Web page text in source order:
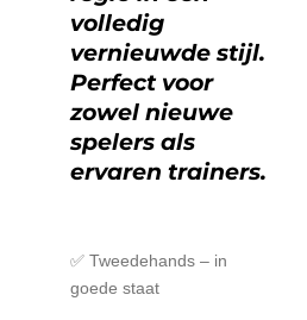
volledig
vernieuwde stijl.
Perfect voor
zowel nieuwe
spelers als
ervaren trainers.
✅ Tweedehands – in
goede staat